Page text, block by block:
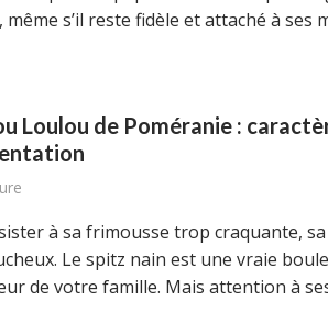
s’il reste fidèle et attaché à ses
Loulou de Poméranie :
à sa frimousse trop craquante,
Le spitz nain est une vraie
de votre famille. Mais attention à